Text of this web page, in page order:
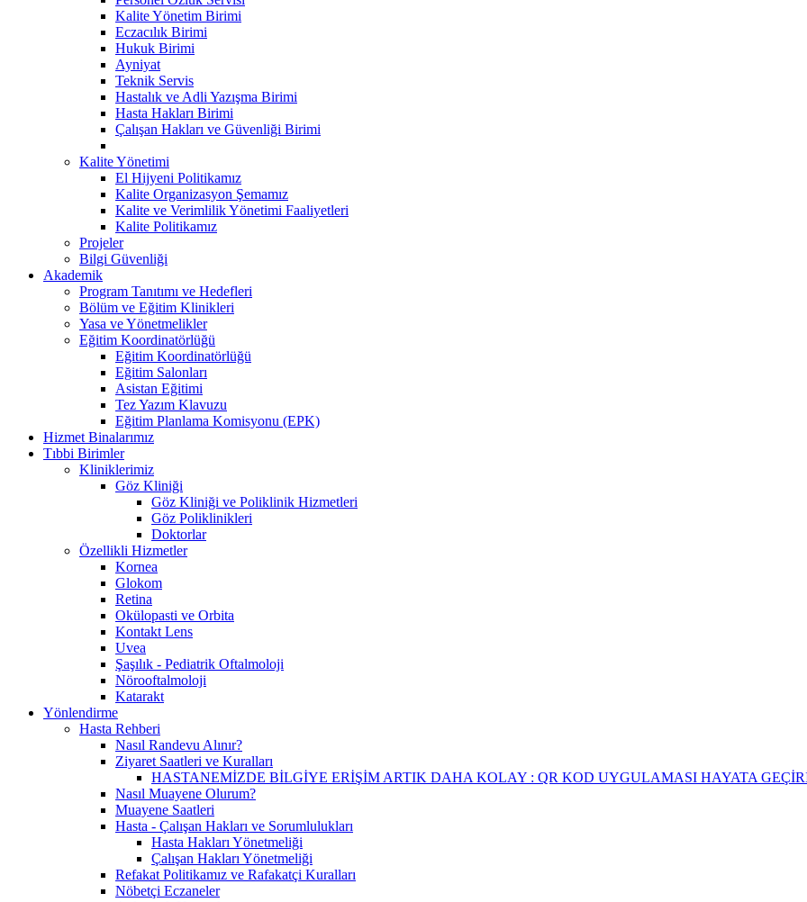
Kalite Yönetim Birimi
Eczacılık Birimi
Hukuk Birimi
Ayniyat
Teknik Servis
Hastalık ve Adli Yazışma Birimi
Hasta Hakları Birimi
Çalışan Hakları ve Güvenliği Birimi
Kalite Yönetimi
El Hijyeni Politikamız
Kalite Organizasyon Şemamız
Kalite ve Verimlilik Yönetimi Faaliyetleri
Kalite Politikamız
Projeler
Bilgi Güvenliği
Akademik
Program Tanıtımı ve Hedefleri
Bölüm ve Eğitim Klinikleri
Yasa ve Yönetmelikler
Eğitim Koordinatörlüğü
Eğitim Koordinatörlüğü
Eğitim Salonları
Asistan Eğitimi
Tez Yazım Klavuzu
Eğitim Planlama Komisyonu (EPK)
Hizmet Binalarımız
Tıbbi Birimler
Kliniklerimiz
Göz Kliniği
Göz Kliniği ve Poliklinik Hizmetleri
Göz Poliklinikleri
Doktorlar
Özellikli Hizmetler
Kornea
Glokom
Retina
Okülopasti ve Orbita
Kontakt Lens
Uvea
Şaşılık - Pediatrik Oftalmoloji
Nörooftalmoloji
Katarakt
Yönlendirme
Hasta Rehberi
Nasıl Randevu Alınır?
Ziyaret Saatleri ve Kuralları
HASTANEMİZDE BİLGİYE ERİŞİM ARTIK DAHA KOLAY : QR KOD UYGULAMASI HAYATA
Nasıl Muayene Olurum?
Muayene Saatleri
Hasta - Çalışan Hakları ve Sorumlulukları
Hasta Hakları Yönetmeliği
Çalışan Hakları Yönetmeliği
Refakat Politikamız ve Rafakatçi Kuralları
Nöbetçi Eczaneler